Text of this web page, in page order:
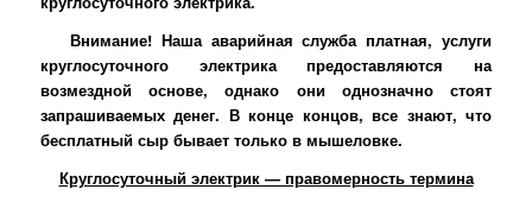
Внимание! Наша аварийная служба платная, услуги
круглосуточного электрика предоставляются на
возмездной основе, однако они однозначно стоят
запрашиваемых денег. В конце концов, все знают, что
бесплатный сыр бывает только в мышеловке.
Круглосуточный электрик — правомерность термина